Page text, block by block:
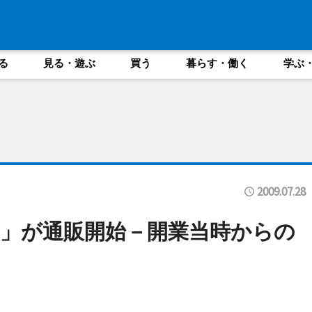
見る・遊ぶ 買う 暮らす・働く 学ぶ
2009.07.28
が通販開始－開業当時からの